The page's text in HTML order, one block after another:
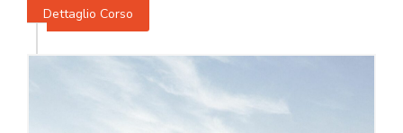
Dettaglio Corso